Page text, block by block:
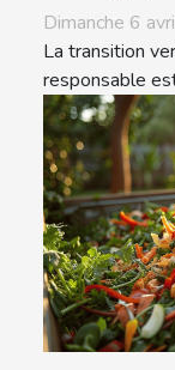
Dimanche 6
La transition
responsable